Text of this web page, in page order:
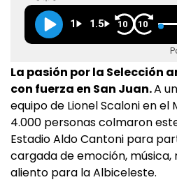
1 1.5 10 10
La pasión por la Selección
con fuerza en San Juan.A
equipo de Lionel Scaloni en el
4.000 personas colmaron
Estadio Aldo Cantoni para
cargada de emoción, música,
aliento para la Albiceleste.